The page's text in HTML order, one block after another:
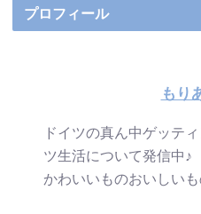
プロフィール
もり
ドイツの真ん中ゲッテ
ツ生活について発信中♪
かわいいものおいしいも